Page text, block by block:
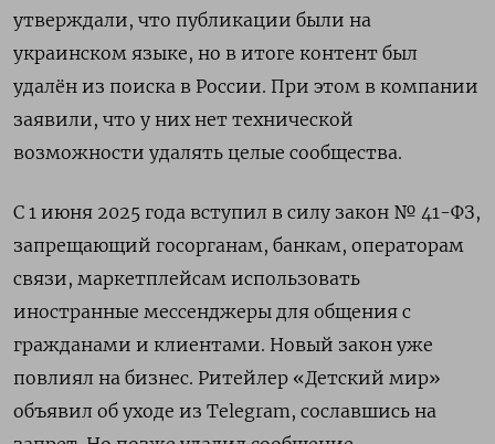
утверждали, что публикации были на
украинском языке, но в итоге контент был
удалён из поиска в России. При этом в компании
заявили, что у них нет технической
возможности удалять целые сообщества.
С 1 июня 2025 года вступил в силу закон № 41-ФЗ,
запрещающий госорганам, банкам, операторам
связи, маркетплейсам использовать
иностранные мессенджеры для общения с
гражданами и клиентами. Новый закон уже
повлиял на бизнес. Ритейлер «Детский мир»
объявил об уходе из Telegram, сославшись на